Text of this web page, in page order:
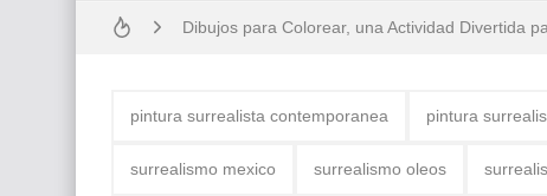
Dibujos para Colorear, una Actividad Divertida
pintura surrealista contemporanea pintura
surrealismo mexico surrealismo oleos